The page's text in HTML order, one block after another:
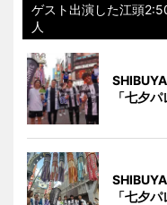
ゲスト出演した江頭
人
「七夕パ
「七夕パ